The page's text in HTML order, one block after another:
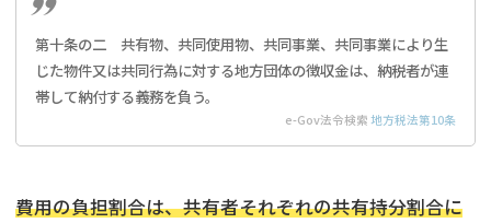
第十条の二 共有物、共同使用物、共同事業、共同事業により生
じた物件又は共同行為に対する地方団体の徴収金は、納税者が連
帯して納付する義務を負う。
e-Gov法令検索 地方税法第10条
費用の負担割合は、共有者それぞれの共有持分割合に